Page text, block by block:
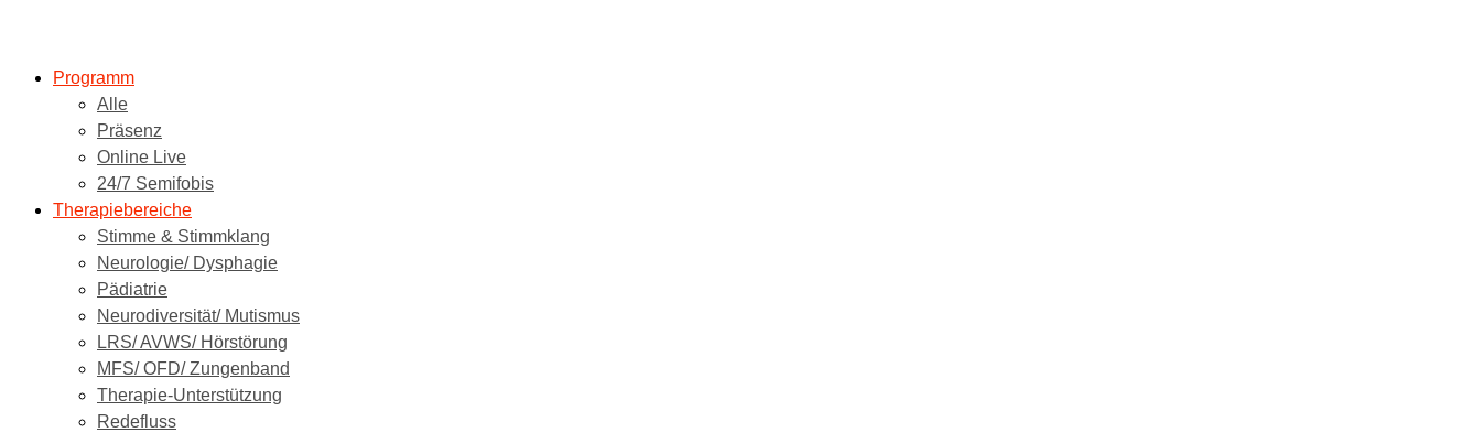
Programm
Alle
Präsenz
Online Live
24/7 Semifobis
Therapiebereiche
Stimme & Stimmklang
Neurologie/ Dysphagie
Pädiatrie
Neurodiversität/ Mutismus
LRS/ AVWS/ Hörstörung
MFS/ OFD/ Zungenband
Therapie-Unterstützung
Redefluss